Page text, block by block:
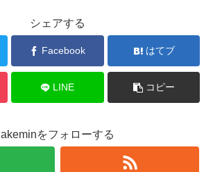
シェアする
Facebook はてブ
LINE コピー
akeminをフォローする